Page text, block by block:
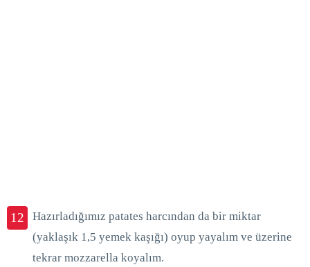
12
Hazırladığımız patates harcından da bir miktar
(yaklaşık 1,5 yemek kaşığı) oyup yayalım ve üzerine
tekrar mozzarella koyalım.